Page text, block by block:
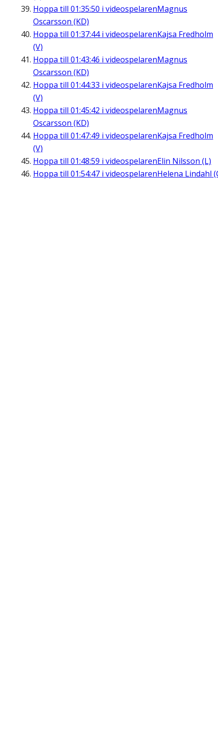
Hoppa till 01:35:50 i videospelarenMagnus
Oscarsson (KD)
Hoppa till 01:37:44i videospelarenKajsa Fredholm
(V)
Hoppa till 01:43:46 i videospelarenMagnus
Oscarsson (KD)
Hoppa till 01:44:33 i videospelarenKajsa Fredholm
(V)
Hoppa till 01:45:42 i videospelarenMagnus
Oscarsson (KD)
Hoppa till 01:47:49 i videospelarenKajsa Fredholm
(V)
Hoppa till 01:48:59 i videospelarenElin Nilsson (L)
Hoppa till 01:54:47 i videospelarenHelena Lindahl